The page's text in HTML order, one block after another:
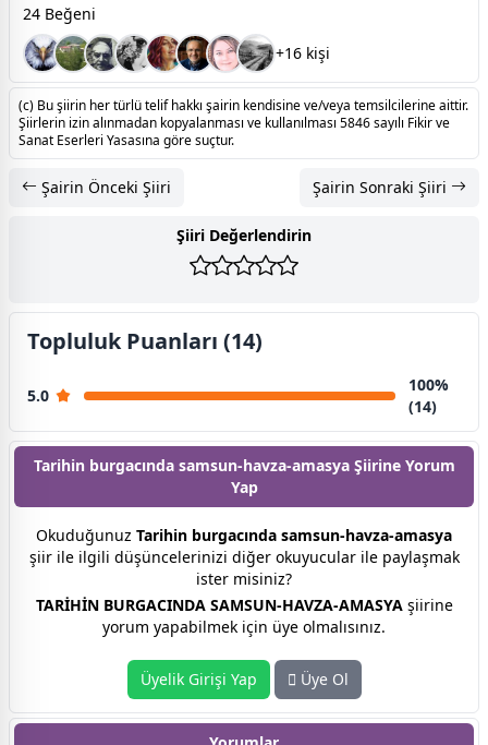
24 Beğeni
+16 kişi
(c) Bu şiirin her türlü telif hakkı şairin kendisine ve/veya temsilcilerine aittir.
Şiirlerin izin alınmadan kopyalanması ve kullanılması 5846 sayılı Fikir ve
Sanat Eserleri Yasasına göre suçtur.
Şairin Önceki Şiiri Şairin Sonraki Şiiri
Şiiri Değerlendirin
Topluluk Puanları (14)
5.0
100%
(14)
Tarihin burgacında samsun-havza-amasya Şiirine Yorum
Yap
Okuduğunuz Tarihin burgacında samsun-havza-amasya
şiir ile ilgili düşüncelerinizi diğer okuyucular ile paylaşmak
ister misiniz?
TARİHİN BURGACINDA SAMSUN-HAVZA-AMASYAşiirine
yorum yapabilmek için üye olmalısınız.
Üyelik Girişi Yap Üye Ol